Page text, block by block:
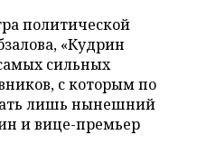
политической
«Кудрин
сильных
с которым по
лишь нынешний
и вице-премьер